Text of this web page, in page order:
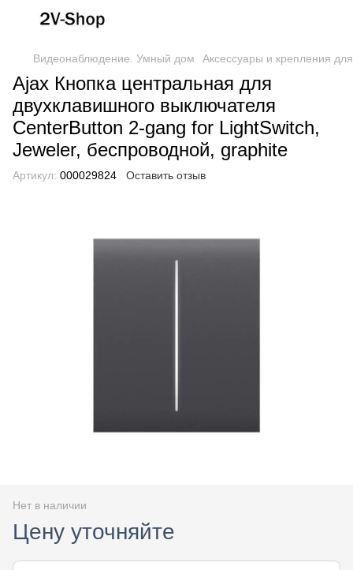
Видеонаблюдение. Умный дом Аксессуары и крепления
Ajax Кнопка центральная для
двухклавишного выключателя
CenterButton 2-gang for LightSwitch,
Jeweler, беспроводной, graphite
Артикул: 000029824 Оставить отзыв
Нет в наличии
Цену уточняйте